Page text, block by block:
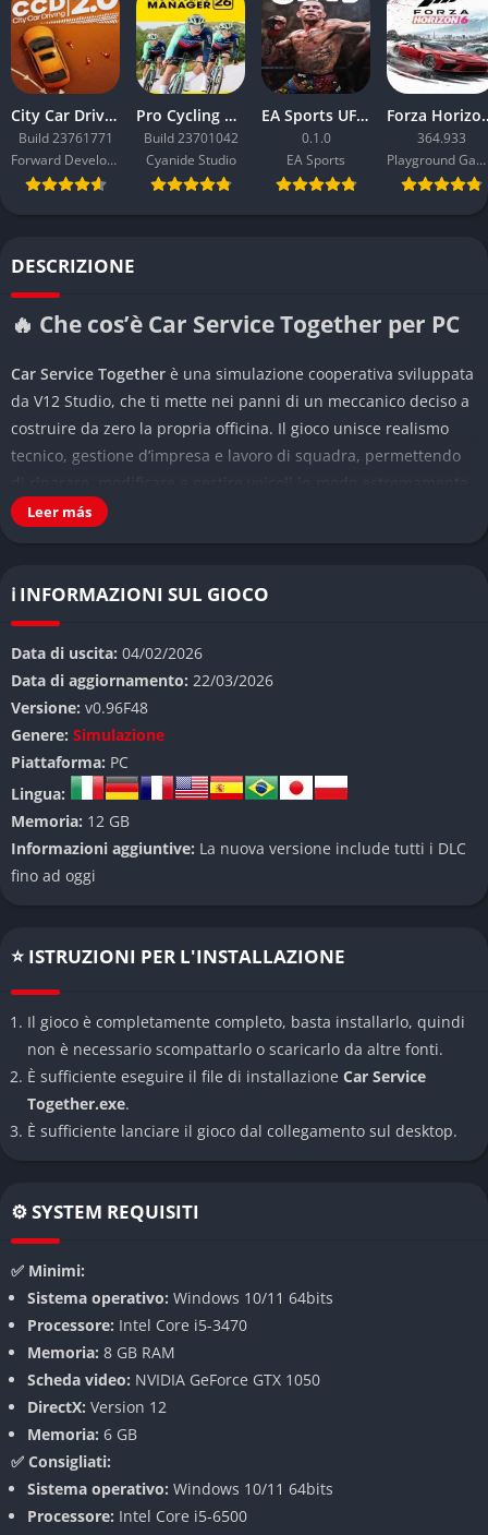
City Car Driving 2.0
Build 23761771
Forward Development
Pro Cycling Manager 26
Build 23701042
Cyanide Studio
EA Sports UFC 6
0.1.0
EA Sports
364.933
Playground Games
DESCRIZIONE
🔥 Che cos’è Car Service Together per PC
Car Service Together è una simulazione cooperativa sviluppata
da V12 Studio, che ti mette nei panni di un meccanico deciso a
costruire da zero la propria officina. Il gioco unisce realismo
tecnico, gestione d’impresa e lavoro di squadra, permettendo
di riparare, modificare e gestire veicoli in modo estremamente
dettagliato. È possibile giocare da soli o con un massimo di
Service Together
Simulazione realistica
Il titolo offre un’esperienza autentica: diagnosi dei problemi,
sostituzione dei pezzi, smontaggi precisi e riparazioni
complete. Ogni veicolo presenta guasti differenti, costringendo
il giocatore a ragionare come un vero professionista del
settore.
Cooperazione fino a 4 giocatori
altro le riparazioni, un altro ancora gli ordini di ricambi. La
comunicazione e il coordinamento diventano fondamentali per
mantenere efficiente l’officina.
Gestione e crescita
Oltre al lavoro manuale, bisogna gestire la parte economica:
acquisto di strumenti, pagamento delle bollette e ampliamento
Modalità di gioco
Esperienza immersiva
Car Service Together si gioca in prima persona, con
un’interfaccia intuitiva e un sistema di fisica realistico.
Smontare un motore o sostituire un radiatore richiede
precisione, calma e attenzione ai dettagli, ricreando il ritmo
autentico di un’officina.
Progressione dinamica
Leer más
ℹ️ INFORMAZIONI SUL GIOCO
Data di uscita: 04/02/2026
Data di aggiornamento: 22/03/2026
Versione: v0.96F48
Genere: Simulazione
Piattaforma: PC
Lingua:
Memoria: 12 GB
Informazioni aggiuntive: La nuova versione include tutti i DLC
fino ad oggi
⭐ ISTRUZIONI PER L'INSTALLAZIONE
Il gioco è completamente completo, basta installarlo, quindi
non è necessario scompattarlo o scaricarlo da altre fonti.
È sufficiente eseguire il file di installazione Car Service
Together.exe.
È sufficiente lanciare il gioco dal collegamento sul desktop.
⚙️ SYSTEM REQUISITI
✅ Minimi:
Sistema operativo: Windows 10/11 64bits
Processore: Intel Core i5-3470
Memoria: 8 GB RAM
Scheda video: NVIDIA GeForce GTX 1050
DirectX: Version 12
Memoria: 6 GB
✅ Consigliati:
Sistema operativo: Windows 10/11 64bits
Processore: Intel Core i5-6500